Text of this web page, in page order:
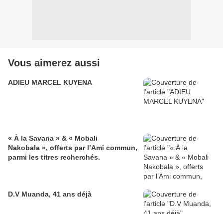
Vous aimerez aussi
ADIEU MARCEL KUYENA
« À la Savana » & « Mobali
Nakobala », offerts par l’Ami commun,
parmi les titres recherchés.
D.V Muanda, 41 ans déjà